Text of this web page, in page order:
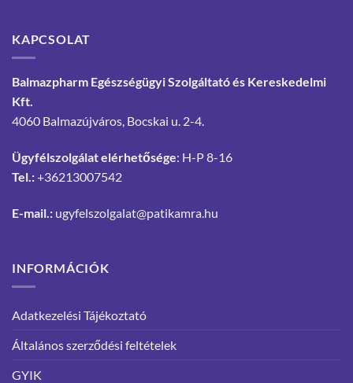
KAPCSOLAT
Balmazpharm Egészségügyi Szolgáltató és Kereskedelmi
Kft.
4060 Balmazújváros, Bocskai u. 2-4.
Ügyfélszolgálat elérhetősége: H-P 8-16
Tel.:+36213007542
E-mail.: ugyfelszolgalat@patikamra.hu
INFORMÁCIÓK
Adatkezelési Tájékoztató
Általános szerződési feltételek
GYIK